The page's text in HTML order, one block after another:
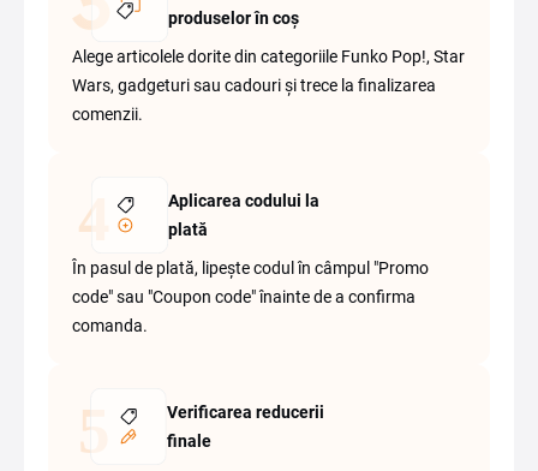
produselor în coș
Alege articolele dorite din categoriile Funko Pop!, Star
Wars, gadgeturi sau cadouri și trece la finalizarea
comenzii.
Aplicarea codului la
plată
În pasul de plată, lipește codul în câmpul "Promo
code" sau "Coupon code" înainte de a confirma
comanda.
Verificarea reducerii
finale